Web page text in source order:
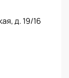
сайте. Мы
покупки
и
билеты
д. 19/16